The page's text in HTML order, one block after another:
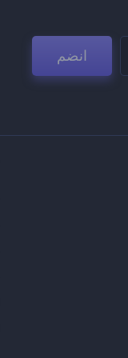
انضم